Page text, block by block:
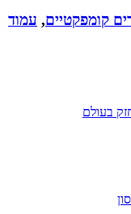
קומפקטיים, עמוד
בעולם